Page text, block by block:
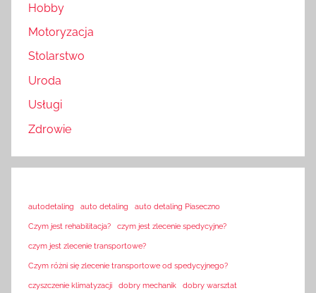
Hobby
Motoryzacja
Stolarstwo
Uroda
Usługi
Zdrowie
autodetaling auto detaling auto detaling Piaseczno
Czym jest rehabilitacja? czym jest zlecenie spedycyjne?
czym jest zlecenie transportowe?
Czym różni się zlecenie transportowe od spedycyjnego?
czyszczenie klimatyzacji dobry mechanik dobry warsztat